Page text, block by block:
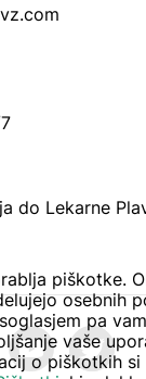
do Lekarne
piškotke.
osebnih
pa
vaše
o piškotkih si